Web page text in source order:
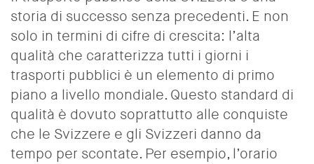
storia di successo senza precedenti. E non
solo in termini di cifre di crescita: l’alta
qualità che caratterizza tutti i giorni i
trasporti pubblici è un elemento di primo
piano a livello mondiale. Questo standard di
qualità è dovuto soprattutto alle conquiste
che le Svizzere e gli Svizzeri danno da
tempo per scontate. Per esempio, l’orario